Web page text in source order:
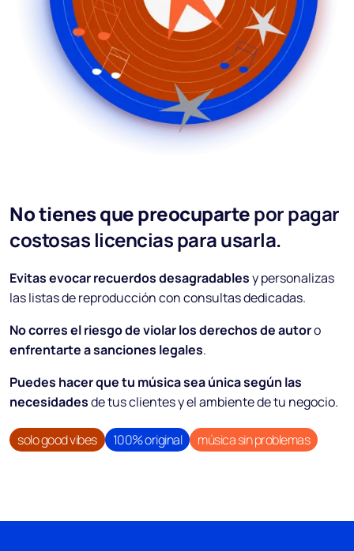
No tienes que preocupartepor pagar
costosas licencias para usarla.
Evitas evocar recuerdos desagradablesy personalizas
las listas de reproducción con consultas dedicadas.
No corres el riesgo de violar los derechos de autoro
enfrentarte a sanciones legales.
Puedes hacer que tu música sea única según las
necesidadesde tus clientes y el ambiente de tu negocio.
solo good vibes 100% original música sin problemas